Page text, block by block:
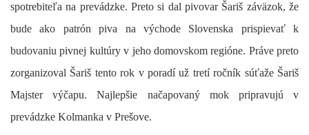
spotrebiteľa na prevádzke. Preto si dal pivovar Šariš záväzok, že
bude ako patrón piva na východe Slovenska prispievať k
budovaniu pivnej kultúry v jeho domovskom regióne. Práve preto
zorganizoval Šariš tento rok v poradí už tretí ročník súťaže Šariš
Majster výčapu. Najlepšie načapovaný mok pripravujú v
prevádzke Kolmanka v Prešove.